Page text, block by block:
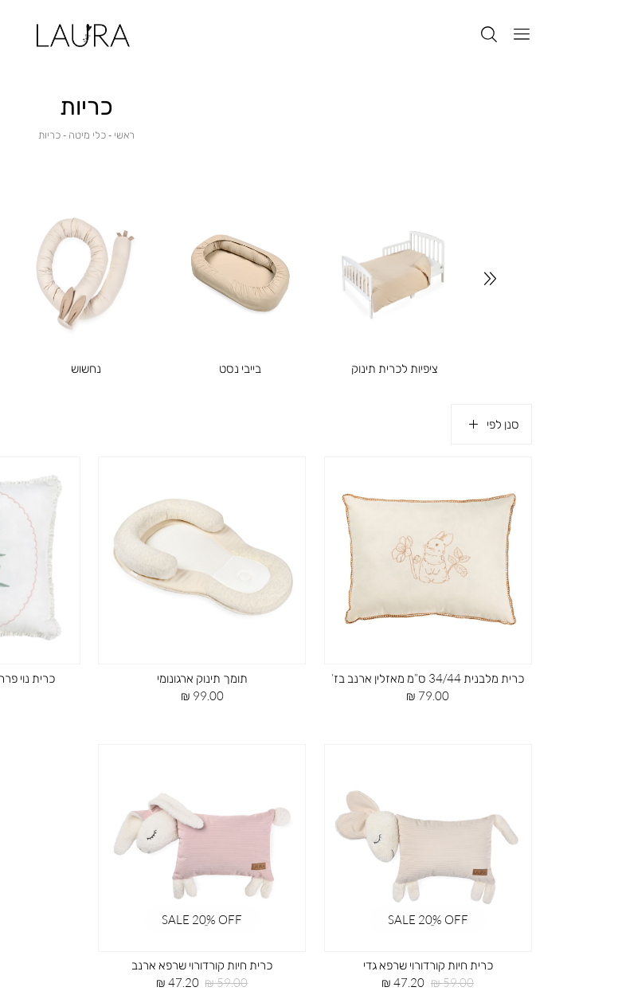
כריות
ראשי ראשי
כלי מיטה כליכריות
נחשוש בייבי נסט ציפיות לכרית תינוק
סנן לפי
כרית מלבנית 34/44 ס”מ מאזלין ארנב בז’
מחיר
79.00 ₪
תומך תינוק ארגונומי
מחיר
99.00 ₪
כרית נוי פרחים
SALE 20ֵ% OFF
כרית חיות קורדורוי שרפא גדי
מחיר
47.20 ₪
מחיר
59.00 ₪
SALE 20ֵ% OFF
כרית חיות קורדורוי שרפא ארנב
מחיר
47.20 ₪
מחיר
59.00 ₪